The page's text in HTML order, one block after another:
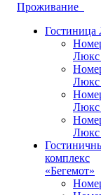
Проживание
комплекс
«Бегемот»